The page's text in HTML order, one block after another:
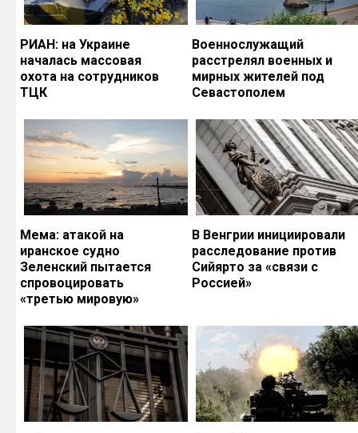
РИАН: на Украине
началась массовая
охота на сотрудников
ТЦК
Военнослужащий
расстрелял военных и
мирных жителей под
Севастополем
Мема: атакой на
иранское судно
Зеленский пытается
спровоцировать
«третью мировую»
В Венгрии инициировали
расследование против
Сийярто за «связи с
Россией»